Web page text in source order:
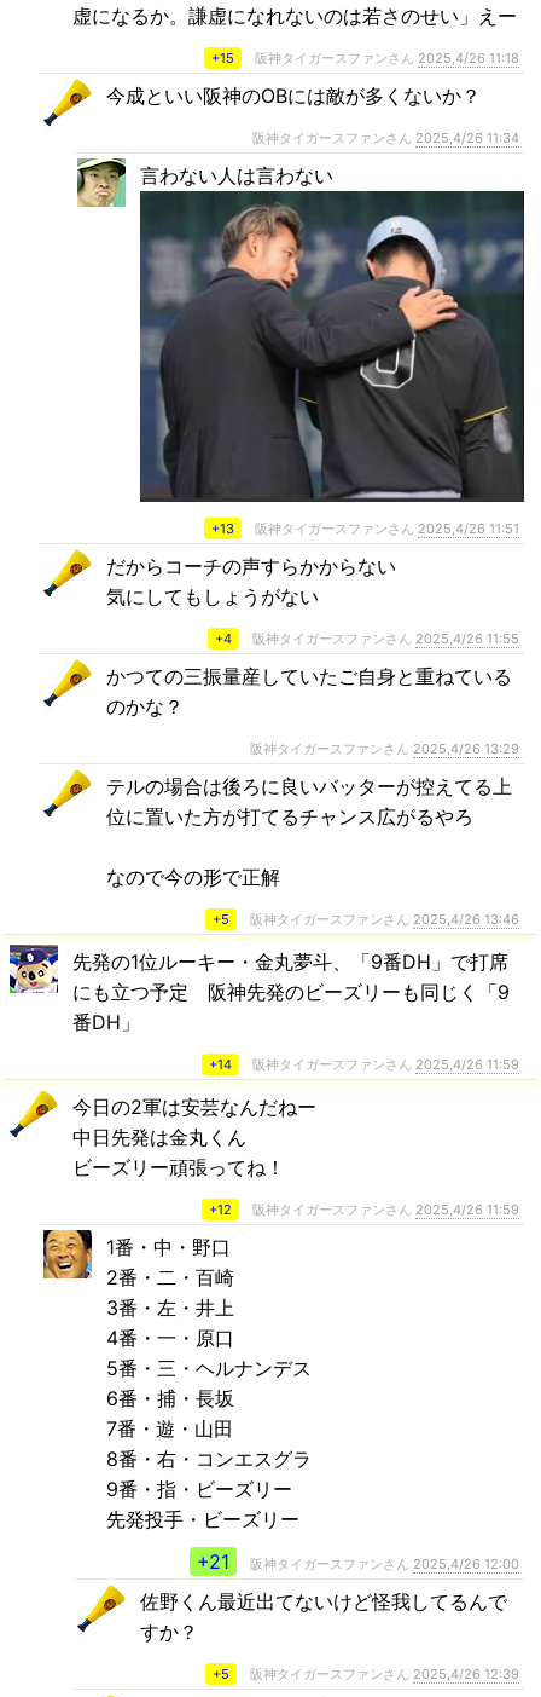
虚になるか。謙虚になれないのは若さのせい」えー
+15 阪神タイガースファンさん 2025,4/26 11:18
今成といい阪神のOBには敵が多くないか？
阪神タイガースファンさん 2025,4/26 11:34
言わない人は言わない
+13 阪神タイガースファンさん 2025,4/26 11:51
だからコーチの声すらかからない
気にしてもしょうがない
+4 阪神タイガースファンさん 2025,4/26 11:55
かつての三振量産していたご自身と重ねている
のかな？
阪神タイガースファンさん 2025,4/26 13:29
テルの場合は後ろに良いバッターが控えてる上
位に置いた方が打てるチャンス広がるやろ
なので今の形で正解
+5 阪神タイガースファンさん 2025,4/26 13:46
先発の1位ルーキー・金丸夢斗、「9番DH」で打席
にも立つ予定 阪神先発のビーズリーも同じく「9
番DH」
+14 阪神タイガースファンさん 2025,4/26 11:59
今日の2軍は安芸なんだねー
中日先発は金丸くん
ビーズリー頑張ってね！
+12 阪神タイガースファンさん 2025,4/26 11:59
1番・中・野口
2番・二・百崎
3番・左・井上
4番・一・原口
5番・三・ヘルナンデス
6番・捕・長坂
7番・遊・山田
8番・右・コンエスグラ
9番・指・ビーズリー
先発投手・ビーズリー
+21
阪神タイガースファンさん 2025,4/26 12:00
佐野くん最近出てないけど怪我してるんで
すか？
+5 阪神タイガースファンさん 2025,4/26 12:39